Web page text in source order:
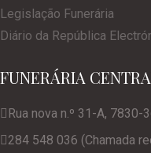
Legislação Funerária
Diário da República
FUNERÁRIA
Rua nova n.º 31-A, 7830-
284 548 036 (Chamada